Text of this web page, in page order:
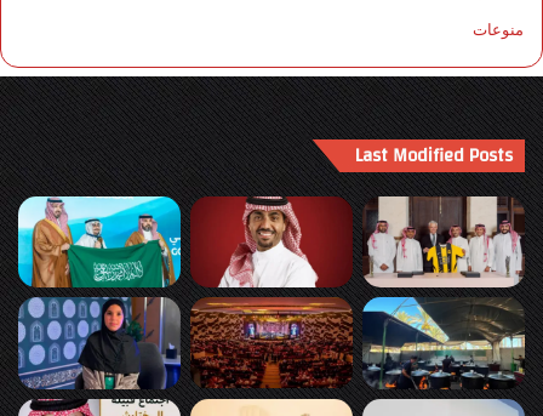
منوعات
Last Modified Posts